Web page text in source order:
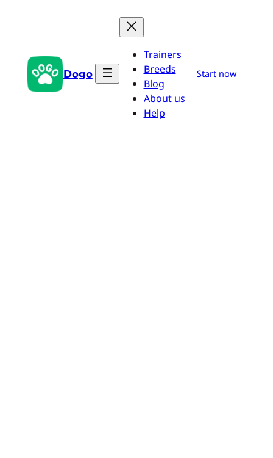
Dogo
Trainers
Breeds
Blog
About us
Help
Start now